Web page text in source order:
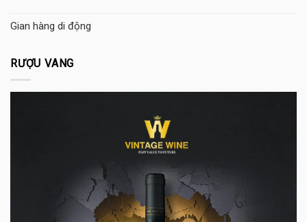
Gian hàng di động
RƯỢU VANG